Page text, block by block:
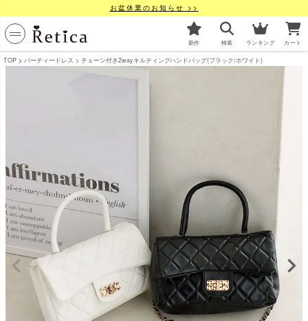
お盆休業のお知らせ >>
新作 検索 ランキング カート
TOP パーティードレス チェーン付き2wayキルティングハンドバッグ(ブラック/ホワイト)